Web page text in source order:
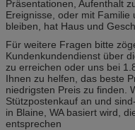
Präsentationen, Aufenthalt
Ereignisse, oder mit Familie
bleiben, hat Haus und
Für weitere Fragen bitte
Kundenkundendienst über
zu erreichen oder uns bei
Ihnen zu helfen, das beste
niedrigsten Preis zu finden.
Stützpostenkauf an und
in Blaine, WA basiert wird,
entsprechen